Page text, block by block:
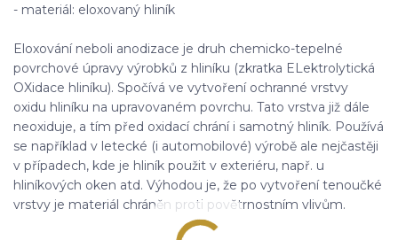
- materiál: eloxovaný hliník
Eloxování neboli anodizace je druh chemicko-tepelné
povrchové úpravy výrobků z hliníku (zkratka ELektrolytická
OXidace hliníku). Spočívá ve vytvoření ochranné vrstvy
oxidu hliníku na upravovaném povrchu. Tato vrstva již dále
neoxiduje, a tím před oxidací chrání i samotný hliník. Používá
se například v letecké (i automobilové) výrobě ale nejčastěji
v případech, kde je hliník použit v exteriéru, např. u
hliníkových oken atd. Výhodou je, že po vytvoření tenoučké
vrstvy je materiál chráněn proti povětrnostním vlivům.